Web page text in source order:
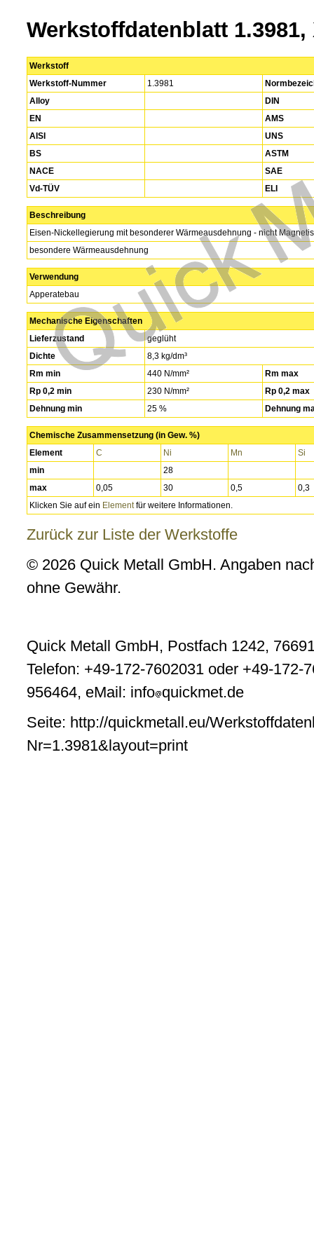
Werkstoffdatenblatt 1.3981,
Werkstoff
Werkstoff-Nummer
1.3981
Alloy
DIN
EN
AMS
AISI
UNS
BS
ASTM
NACE
SAE
Vd-TÜV
ELI
Beschreibung
Eisen-Nickellegierung mit besonderer Wärmeausdehnung - nicht
besondere Wärmeausdehnung
Verwendung
Apperatebau
Mechanische Eigenschaften
Lieferzustand
geglüht
Dichte
8,3 kg/dm³
Rm min
440 N/mm²
Rm max
Rp 0,2 min
230 N/mm²
Rp 0,2 max
Dehnung min
25 % Dehnung
Chemische Zusammensetzung (in Gew. %)
Element
C Ni Mn
Si
min
28
max
0,05 30 0,5
0,3
Klicken Sie auf ein Elementfür weitere Informationen.
Zurück zur Liste der Werkstoffe
© 2026 Quick Metall GmbH. Angaben
ohne Gewähr.
Quick Metall GmbH, Postfach 1242,
Telefon: +49-172-7602031 oder +49-172-
956464, eMail: info quickmet.de
Seite: http://quickmetall.eu/
Nr=1.3981&layout=print